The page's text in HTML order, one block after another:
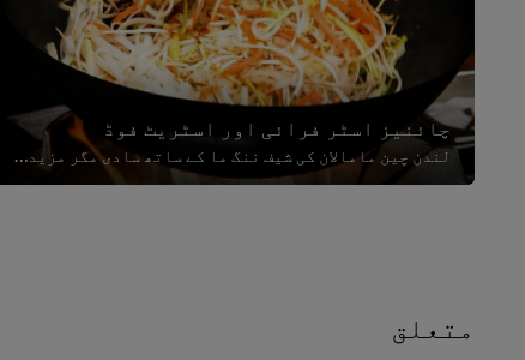
چائنیز اسٹر فرائی اور اسٹریٹ فوڈ
لندن چین مامالان کی شیف ننگ ما کے ساتھ سادی مگر مزیدار ڈشز بنانے کے راز دریافت کریں۔ دو پسندیدہ کلاسک ڈشز کی تفصیلی ترکیبیں شام...
متعلق